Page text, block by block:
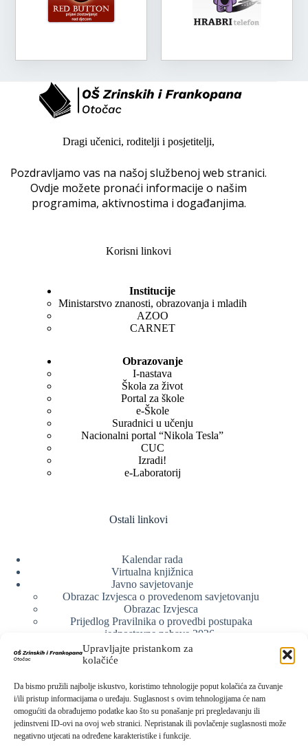
Upravljajte pristankom za
kolačiće
Da bismo pružili najbolje iskustvo, koristimo tehnologije poput kolačića za čuvanje
i/ili pristup informacijama o uređaju. Suglasnost s ovim tehnologijama će nam
omogućiti da obrađujemo podatke kao što su ponašanje pri pregledavanju ili
jedinstveni ID-ovi na ovoj web stranici. Nepristanak ili povlačenje suglasnosti može
negativno utjecati na određene karakteristike i funkcije.
Dragi učenici, roditelji i posjetitelji,
Pozdravljamo vas na našoj službenoj web stranici.
Ovdje možete pronaći informacije o našim
programima, aktivnostima i događanjima.
Korisni linkovi
Institucije
Ministarstvo znanosti, obrazovanja i mladih
AZOO
CARNET
Obrazovanje
I-nastava
Škola za život
Portal za škole
e-Škole
Suradnici u učenju
Nacionalni portal “Nikola Tesla”
CUC
Izradi!
e-Laboratorij
Ostali linkovi
Kalendar rada
Virtualna knjižnica
Javno savjetovanje
Obrazac Izvjesca o provedenom savjetovanju
Obrazac Izvjesca
Prijedlog Pravilnika o provedbi postupaka
jednostavne nabave 2026.
Obrazlozenje uz prijedlog Pravilnika o provedbi
postupka jednostavne nabave
Web arhiva
Politika o zaštiti privatnosti